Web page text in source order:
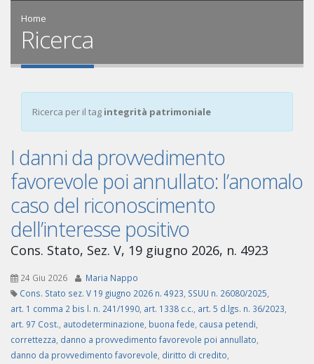
Home
Ricerca
Ricerca per il tag integrità patrimoniale
I danni da provvedimento
favorevole poi annullato: l’anomalo
caso del riconoscimento
dell’interesse positivo
Cons. Stato, Sez. V, 19 giugno 2026, n. 4923
24 Giu 2026
Maria Nappo
Cons. Stato sez. V 19 giugno 2026 n. 4923 SSUU n. 26080/2025
art. 1 comma 2 bis l. n. 241/1990 art. 1338 c.c. art. 5 d.lgs. n. 36/2023
art. 97 Cost. autodeterminazione buona fede causa petendi
correttezza danno a provvedimento favorevole poi annullato
danno da provvedimento favorevole diritto di credito